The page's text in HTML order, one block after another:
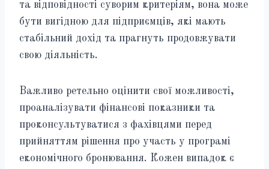
та відповідності суворим критеріям, вона може
бути вигідною для підприємців, які мають
стабільний дохід та прагнуть продовжувати
свою діяльність.
Важливо ретельно оцінити свої можливості,
проаналізувати фінансові показники та
проконсультуватися з фахівцями перед
прийняттям рішення про участь у програмі
економічного бронювання. Кожен випадок є